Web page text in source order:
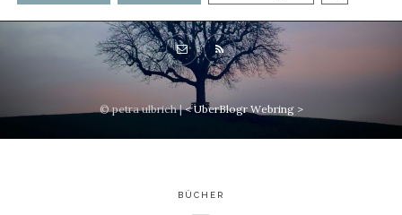
© petra ulbrich |< UberBlogr Webring >
BÜCHER